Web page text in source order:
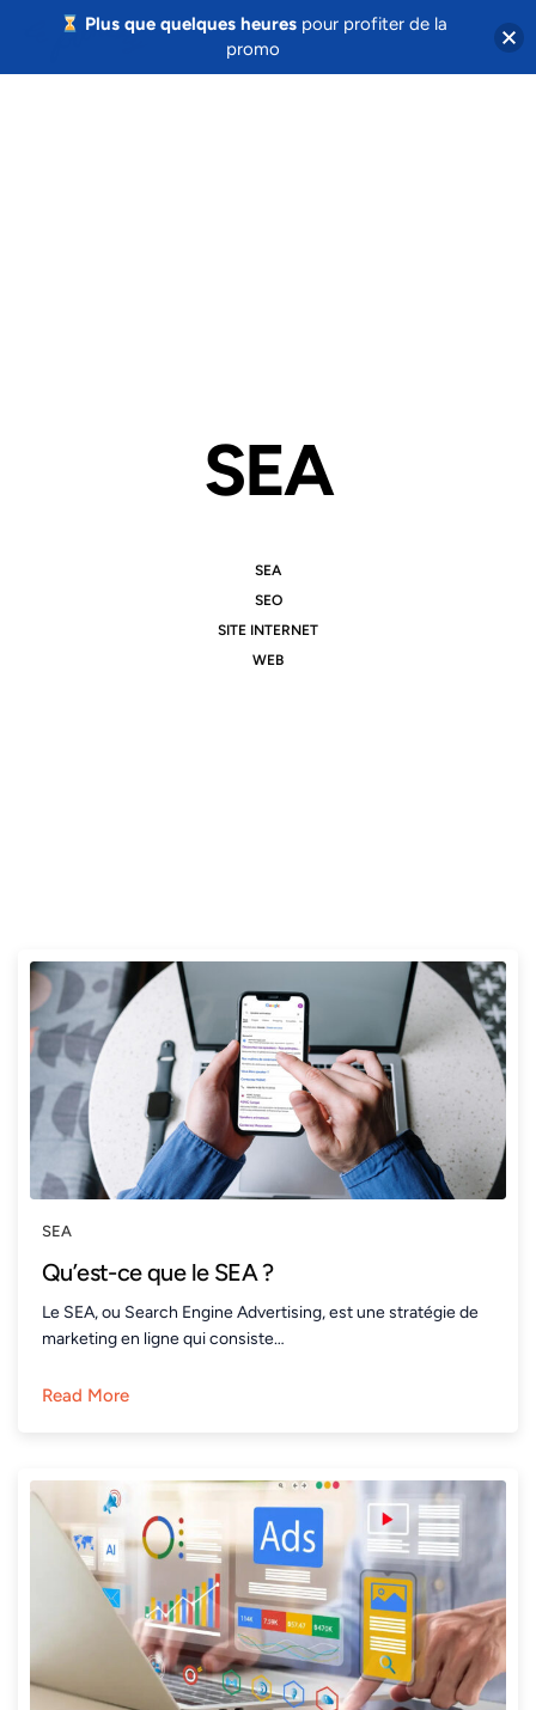
SEA
SEA
SEO
SITE INTERNET
WEB
SEA
Qu’est-ce que le SEA ?
Le SEA, ou Search Engine Advertising, est une stratégie de
marketing en ligne qui consiste…
Read More
Plus que quelques heurespour profiter de la
promo